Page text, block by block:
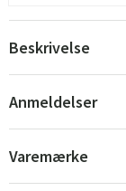
Beskrivelse
Anmeldelser
Varemærke